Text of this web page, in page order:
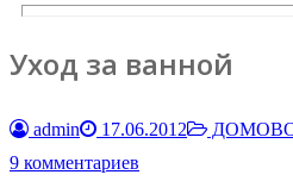
Уход за ванной
admin 17.06.2012
9 комментариев